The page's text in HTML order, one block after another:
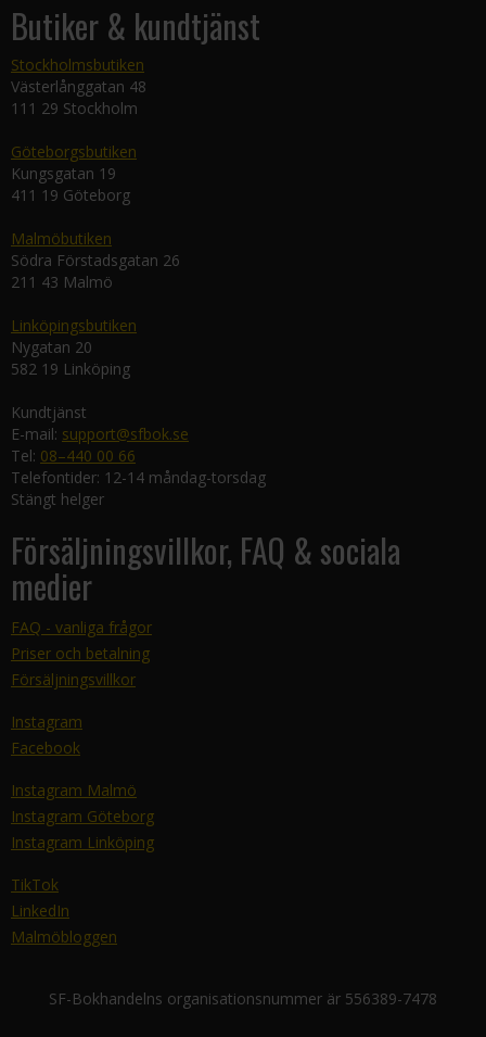
Butiker & kundtjänst
Stockholmsbutiken
Västerlånggatan 48
111 29 Stockholm
Göteborgsbutiken
Kungsgatan 19
411 19 Göteborg
Malmöbutiken
Södra Förstadsgatan 26
211 43 Malmö
Linköpingsbutiken
Nygatan 20
582 19 Linköping
Kundtjänst
E-mail: support@sfbok.se
Tel: 08–440 00 66
Telefontider: 12-14 måndag-torsdag
Stängt helger
Försäljningsvillkor, FAQ & sociala
medier
FAQ - vanliga frågor
Priser och betalning
Försäljningsvillkor
Instagram
Facebook
Instagram Malmö
Instagram Göteborg
Instagram Linköping
TikTok
LinkedIn
Malmöbloggen
SF-Bokhandelns organisationsnummer är 556389-7478